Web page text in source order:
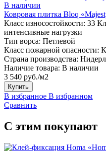
В наличии
Ковровая плитка Bloq
Класс износостойкости: 33
интенсивные нагрузки
Тип ворса: Петлевой
Класс пожарной опасности:
Страна производства:
Наличие товара: В наличии
3 540 руб./м2
Купить
В избранное В избранном
Сравнить
С этим покупают